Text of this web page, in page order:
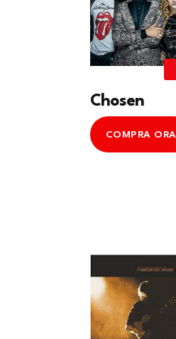
Chosen
COMPRA ORA